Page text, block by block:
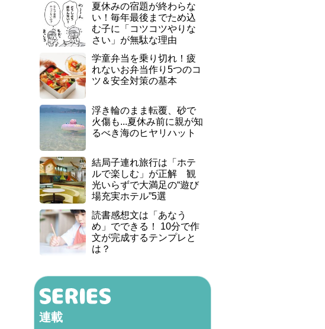
夏休みの宿題が終わらな
い！毎年最後までため込
む子に「コツコツやりな
さい」が無駄な理由
学童弁当を乗り切れ！疲
れないお弁当作り5つのコ
ツ＆安全対策の基本
浮き輪のまま転覆、砂で
火傷も...夏休み前に親が知
るべき海のヒヤリハット
結局子連れ旅行は「ホテ
ルで楽しむ」が正解 観
光いらずで大満足の“遊び
場充実ホテル”5選
読書感想文は「あなう
め」でできる！ 10分で作
文が完成するテンプレと
は？
連載